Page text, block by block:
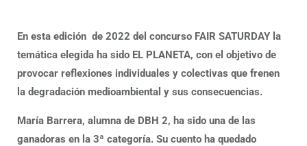
En esta edición de 2022 del concurso FAIR SATURDAY la
temática elegida ha sido EL PLANETA, con el objetivo de
provocar reflexiones individuales y colectivas que frenen
la degradación medioambiental y sus consecuencias.
María Barrera, alumna de DBH 2, ha sido una de las
ganadoras en la 3ª categoría. Su cuento ha quedado